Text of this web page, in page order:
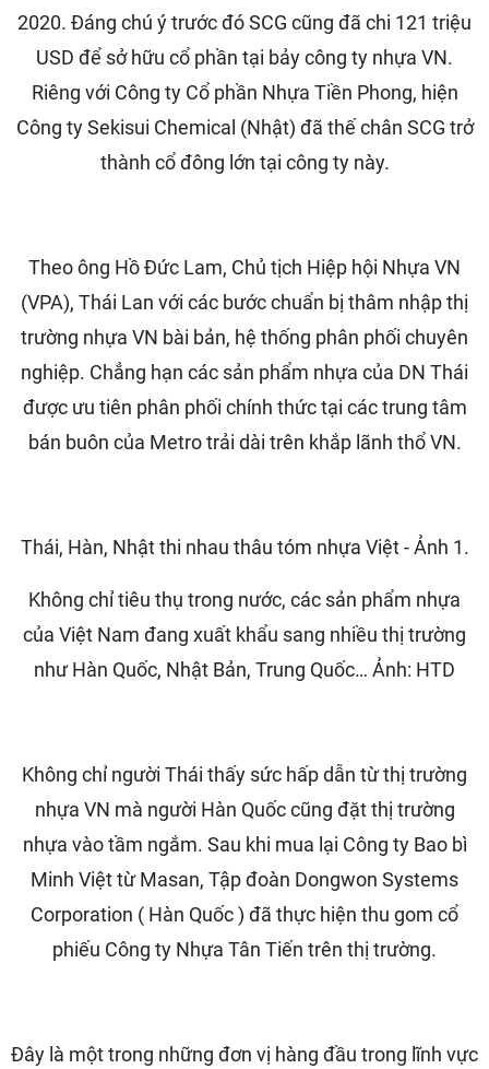
2020. Đáng chú ý trước đó SCG cũng đã chi 121 triệu
USD để sở hữu cổ phần tại bảy công ty nhựa VN.
Riêng với Công ty Cổ phần Nhựa Tiền Phong, hiện
Công ty Sekisui Chemical (Nhật) đã thế chân SCG trở
thành cổ đông lớn tại công ty này.
Theo ông Hồ Đức Lam, Chủ tịch Hiệp hội Nhựa VN
(VPA), Thái Lan với các bước chuẩn bị thâm nhập thị
trường nhựa VN bài bản, hệ thống phân phối chuyên
nghiệp. Chẳng hạn các sản phẩm nhựa của DN Thái
được ưu tiên phân phối chính thức tại các trung tâm
bán buôn của Metro trải dài trên khắp lãnh thổ VN.
Thái, Hàn, Nhật thi nhau thâu tóm nhựa Việt - Ảnh 1.
Không chỉ tiêu thụ trong nước, các sản phẩm nhựa
của Việt Nam đang xuất khẩu sang nhiều thị trường
như Hàn Quốc, Nhật Bản, Trung Quốc… Ảnh: HTD
Không chỉ người Thái thấy sức hấp dẫn từ thị trường
nhựa VN mà người Hàn Quốc cũng đặt thị trường
nhựa vào tầm ngắm. Sau khi mua lại Công ty Bao bì
Minh Việt từ Masan, Tập đoàn Dongwon Systems
Corporation ( Hàn Quốc ) đã thực hiện thu gom cổ
phiếu Công ty Nhựa Tân Tiến trên thị trường.
Đây là một trong những đơn vị hàng đầu trong lĩnh vực